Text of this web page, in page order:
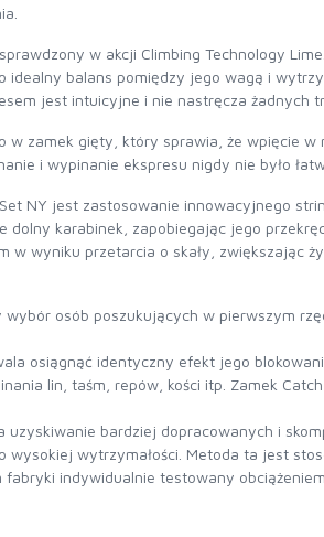
w akcji Climbing Technology
balans pomiędzy jego wagą i
jest intuicyjne i nie nastręcza żadnych
zamek gięty, który sprawia, że wpięcie w
i wypinanie ekspresu nigdy nie było
NY jest zastosowanie innowacyjnego
karabinek, zapobiegając jego
wyniku przetarcia o skały, zwiększając
osób poszukujących w pierwszym
osiągnąć identyczny efekt jego
lin, taśm, repów, kości itp. Zamek
bardziej dopracowanych i
wytrzymałości. Metoda ta jest
indywidualnie testowany